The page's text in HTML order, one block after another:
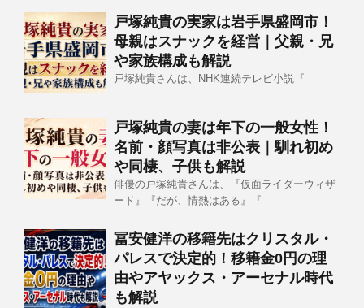
戸塚純貴の実家は岩手県盛岡市！
母親はスナックを経営｜父親・兄
や家族構成も解説
戸塚純貴さんは、NHK連続テレビ小説『
戸塚純貴の妻は年下の一般女性！
名前・顔写真は非公表｜馴れ初め
や同棲、子供も解説
俳優の戸塚純貴さんは、『仮面ライダーウィザ
ード』『だが、情熱はある』『
冨安健洋の移籍先はクリスタル・
パレスで決定的！移籍金0円の理
由やアヤックス・アーセナル時代
も解説